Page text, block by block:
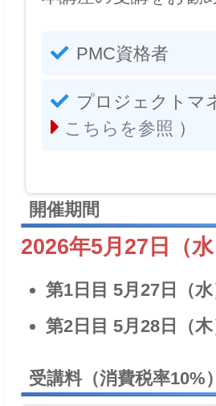
PMC資格者
プロジェクトマ
こちらを参照 ）
開催期間
2026年5月27日（
第1日目 5月27日（
第2日目 5月28日（
受講料（消費税率10%）